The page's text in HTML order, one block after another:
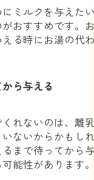
ミルクを与えた
おすすめです。
る時にお湯の代
ら与える
れないのは、離
ないからかもし
まで待ってから
能性があります。